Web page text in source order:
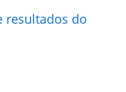
resultados do